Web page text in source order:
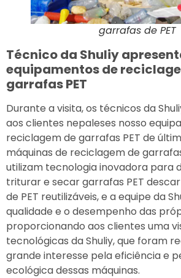
garrafas de PET
Técnico da Shuliy
equipamentos de
garrafas PET
Durante a visita, os técnicos da
aos clientes nepaleses nosso
reciclagem de garrafas PET de
máquinas de reciclagem de
utilizam tecnologia inovadora para
triturar e secar garrafas PET
de PET reutilizáveis, e a equipe da
qualidade e o desempenho das
proporcionando aos clientes uma
tecnológicas da Shuliy, que foram
grande interesse pela eficiência e
ecológica dessas máquinas.